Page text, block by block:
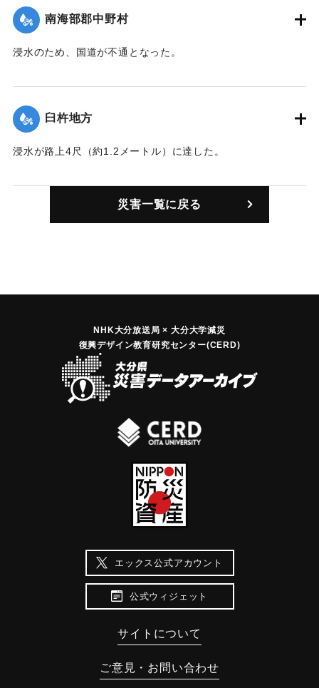
南海部郡中野村
浸水のため、国道が不通となった。
｜固有コード:00362006
臼杵地方
浸水が路上4尺（約1.2メートル）に達した。
｜固有コード:00362001
災害一覧に戻る
NHK大分放送局 × 大分大学減災
復興デザイン教育研究センター(CERD)
エックス公式アカウント
公式ウィジェット
サイトについて
ご意見・お問い合わせ